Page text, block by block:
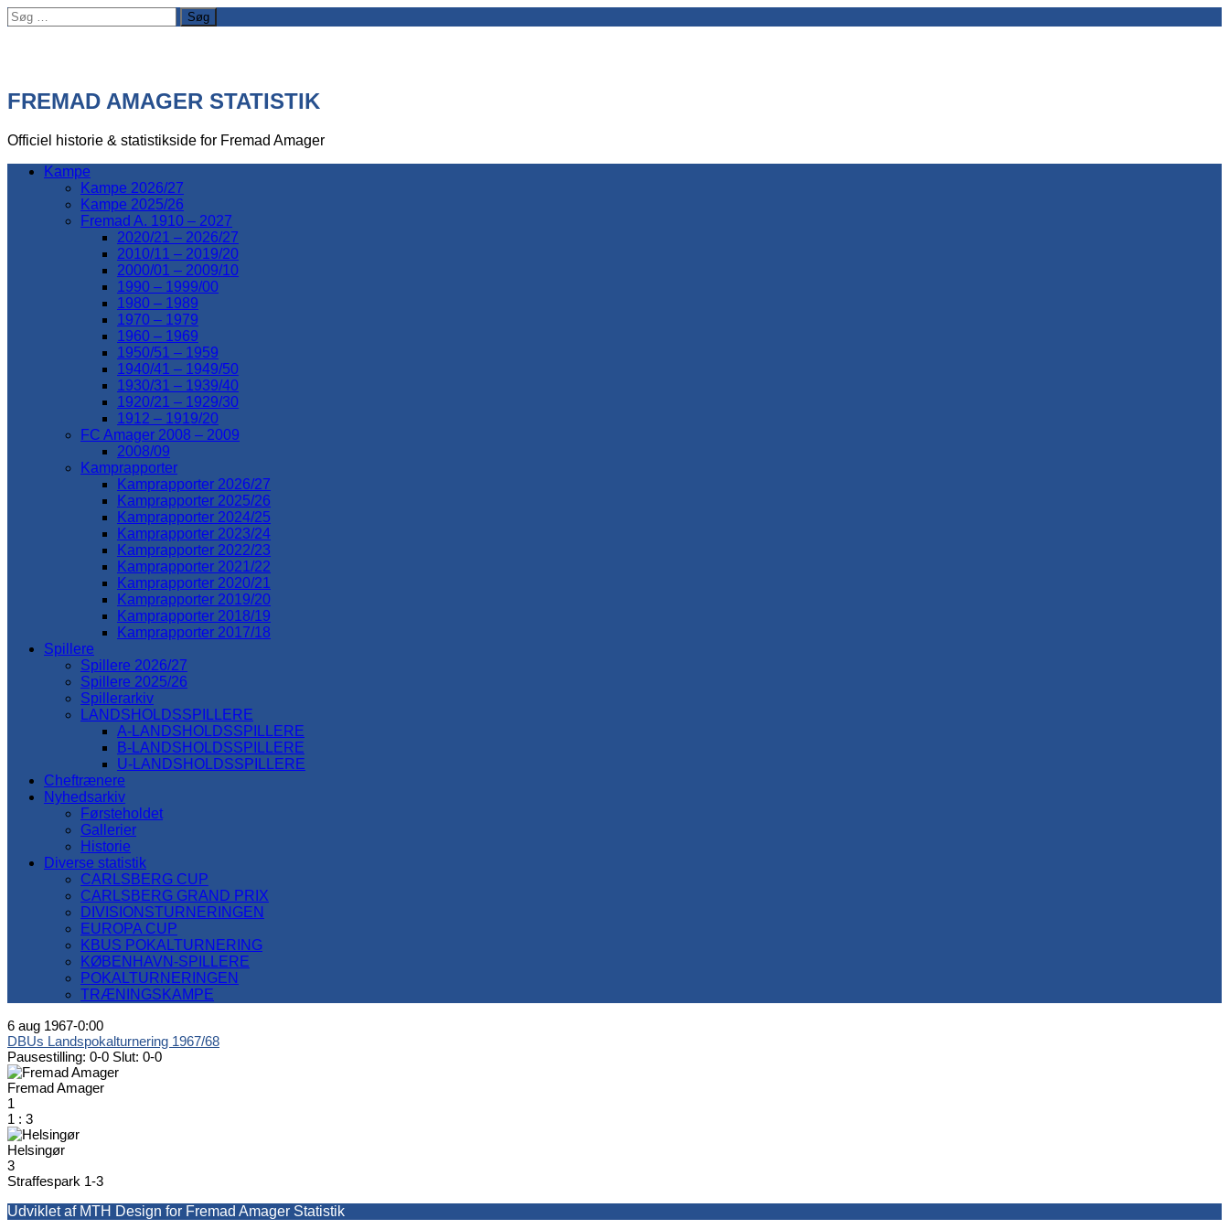
Søg
efter:
FREMAD AMAGER STATISTIK
Officiel historie & statistikside for Fremad Amager
Kampe
Kampe 2026/27
Kampe 2025/26
Fremad A. 1910 – 2027
2020/21 – 2026/27
2010/11 – 2019/20
2000/01 – 2009/10
1990 – 1999/00
1980 – 1989
1970 – 1979
1960 – 1969
1950/51 – 1959
1940/41 – 1949/50
1930/31 – 1939/40
1920/21 – 1929/30
1912 – 1919/20
FC Amager 2008 – 2009
2008/09
Kamprapporter
Kamprapporter 2026/27
Kamprapporter 2025/26
Kamprapporter 2024/25
Kamprapporter 2023/24
Kamprapporter 2022/23
Kamprapporter 2021/22
Kamprapporter 2020/21
Kamprapporter 2019/20
Kamprapporter 2018/19
Kamprapporter 2017/18
Spillere
Spillere 2026/27
Spillere 2025/26
Spillerarkiv
LANDSHOLDSSPILLERE
A-LANDSHOLDSSPILLERE
B-LANDSHOLDSSPILLERE
U-LANDSHOLDSSPILLERE
Cheftrænere
Nyhedsarkiv
Førsteholdet
Gallerier
Historie
Diverse statistik
CARLSBERG CUP
CARLSBERG GRAND PRIX
DIVISIONSTURNERINGEN
EUROPA CUP
KBUS POKALTURNERING
KØBENHAVN-SPILLERE
POKALTURNERINGEN
TRÆNINGSKAMPE
6 aug 1967-0:00
DBUs Landspokalturnering 1967/68
Pausestilling: 0-0 Slut: 0-0
Fremad Amager
1
1 : 3
Helsingør
3
Straffespark 1-3
Udviklet af MTH Design for Fremad Amager Statistik